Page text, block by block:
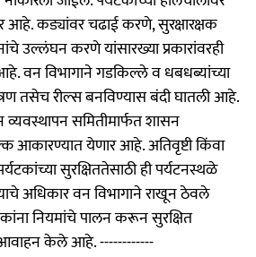
आहे. कड्यांवर चढाई करणे, सुरक्षारक्षक
उल्लंघन करणे यांसारख्या प्रकारांवरही
वन विभागाने गडकिल्ले व धबधब्यांच्या
तसेच रील्स बनविण्यास बंदी घातली आहे.
समितीमार्फत शासन
आकारण्यात येणार आहे. अतिवृष्टी किंवा
सुरक्षिततेसाठी ही पर्यटनस्थळे
अधिकार वन विभागाने राखून ठेवले
नियमांचे पालन करून सुरक्षित
केले आहे. ------------